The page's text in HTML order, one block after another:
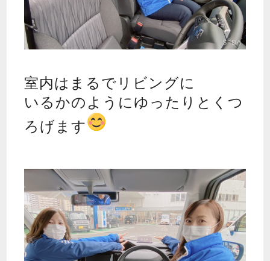
室内はまるでリビングに
いるかのようにゆったりとくつ
ろげます